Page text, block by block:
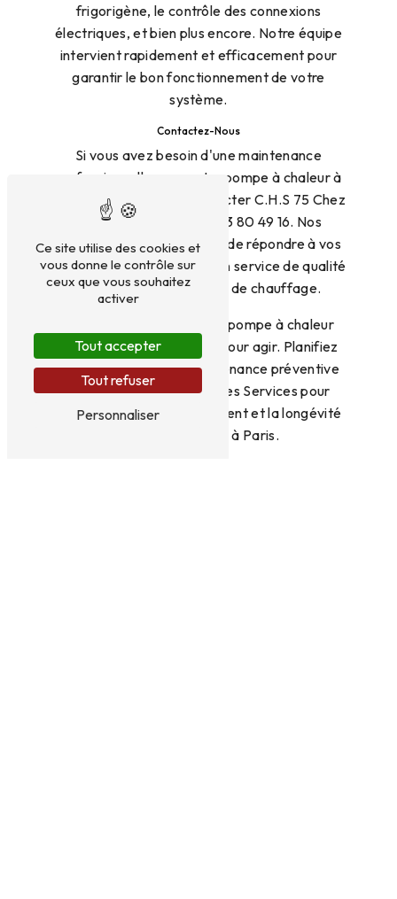
frigorigène, le contrôle des connexions
électriques, et bien plus encore. Notre équipe
intervient rapidement et efficacement pour
garantir le bon fonctionnement de votre
système.
Contactez-Nous
Si vous avez besoin d'une maintenance
professionnelle pour votre pompe à chaleur à
Paris, n'hésitez pas à contacter C.H.S 75 Chez
Homes Services au 01 83 80 49 16. Nos
experts se feront un plaisir de répondre à vos
besoins et de vous fournir un service de qualité
adapté à votre système de chauffage.
N'attendez pas que votre pompe à chaleur
rencontre des problèmes pour agir. Planifiez
dès maintenant une maintenance préventive
avec C.H.S 75 Chez Homes Services pour
assurer le bon fonctionnement et la longévité
de votre système à Paris.
Ce site utilise des cookies et
vous donne le contrôle sur
ceux que vous souhaitez
activer
Tout accepter
Tout refuser
Personnaliser